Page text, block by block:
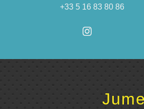
+33 5 16 83 80 86